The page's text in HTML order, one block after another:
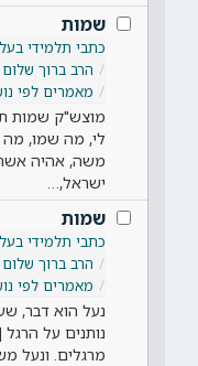
שמות
כתבי תלמידי
הרב ברוך
מאמרים לפי
מוצש"ק שמות
לי, מה שמו,
משה, אהיה אשר
ישראל,…
שמות
כתבי תלמידי
הרב ברוך
מאמרים לפי
נעל הוא דבר,
נותנים על
מרגלים. ונעל